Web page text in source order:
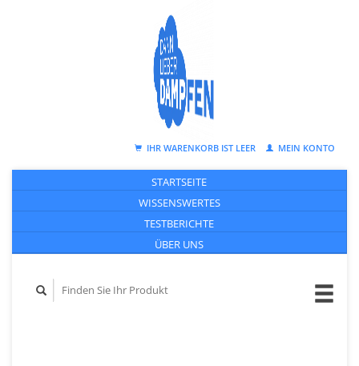
IHR WARENKORB IST LEER MEIN KONTO
STARTSEITE
WISSENSWERTES
TESTBERICHTE
ÜBER UNS